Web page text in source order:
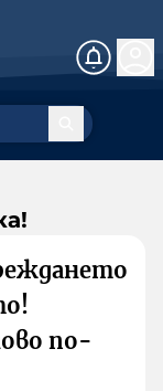
по-